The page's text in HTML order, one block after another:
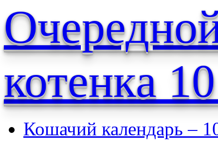
котенка
Кошачий календарь –